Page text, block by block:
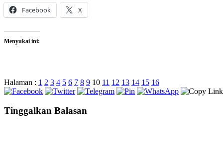
Facebook X
Menyukai ini:
Halaman : 1 2 3 4 5 6 7 8 9 10 11 12 13 14 15 16
Tinggalkan Balasan